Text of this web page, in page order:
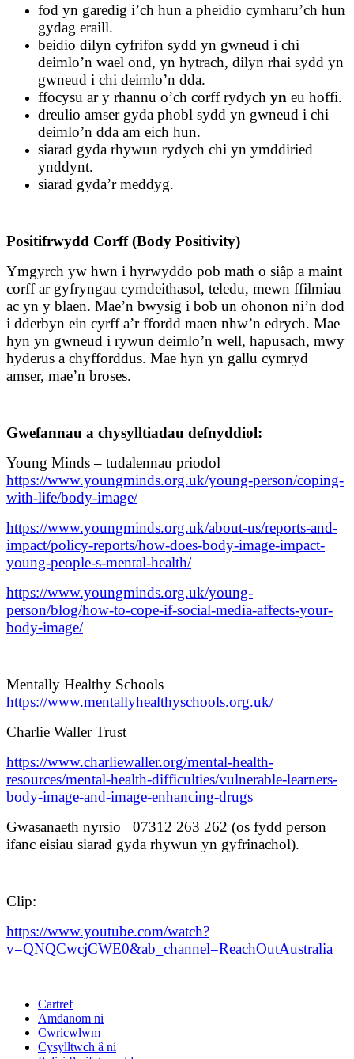
fod yn garedig i’ch hun a pheidio cymharu’ch hun
gydag eraill.
beidio dilyn cyfrifon sydd yn gwneud i chi
deimlo’n wael ond, yn hytrach, dilyn rhai sydd yn
gwneud i chi deimlo’n dda.
ffocysu ar y rhannu o’ch corff rydych yn eu hoffi.
dreulio amser gyda phobl sydd yn gwneud i chi
deimlo’n dda am eich hun.
siarad gyda rhywun rydych chi yn ymddiried
ynddynt.
siarad gyda’r meddyg.
Positifrwydd Corff (Body Positivity)
Ymgyrch yw hwn i hyrwyddo pob math o siâp a maint
corff ar gyfryngau cymdeithasol, teledu, mewn ffilmiau
ac yn y blaen. Mae’n bwysig i bob un ohonon ni’n dod
i dderbyn ein cyrff a’r ffordd maen nhw’n edrych. Mae
hyn yn gwneud i rywun deimlo’n well, hapusach, mwy
hyderus a chyfforddus. Mae hyn yn gallu cymryd
amser, mae’n broses.
Gwefannau a chysylltiadau defnyddiol:
Young Minds – tudalennau priodol
https://www.youngminds.org.uk/young-person/coping-
with-life/body-image/
https://www.youngminds.org.uk/about-us/reports-and-
impact/policy-reports/how-does-body-image-impact-
young-people-s-mental-health/
https://www.youngminds.org.uk/young-
person/blog/how-to-cope-if-social-media-affects-your-
body-image/
Mentally Healthy Schools
https://www.mentallyhealthyschools.org.uk/
Charlie Waller Trust
https://www.charliewaller.org/mental-health-
resources/mental-health-difficulties/vulnerable-learners-
body-image-and-image-enhancing-drugs
Gwasanaeth nyrsio 07312 263 262 (os fydd person
ifanc eisiau siarad gyda rhywun yn gyfrinachol).
Clip:
https://www.youtube.com/watch?
v=QNQCwcjCWE0&ab_channel=ReachOutAustralia
Cartref
Amdanom ni
Cwricwlwm
Cysylltwch â ni